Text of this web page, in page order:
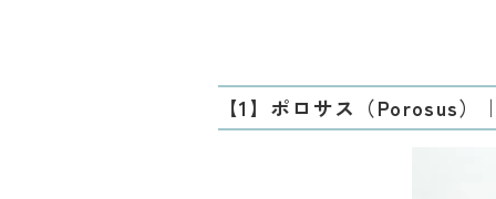
【1】ポロサス（Porosus）